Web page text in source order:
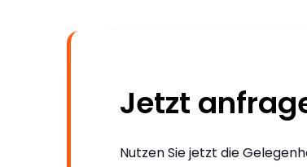
Jetzt
Nutzen Sie jetzt die